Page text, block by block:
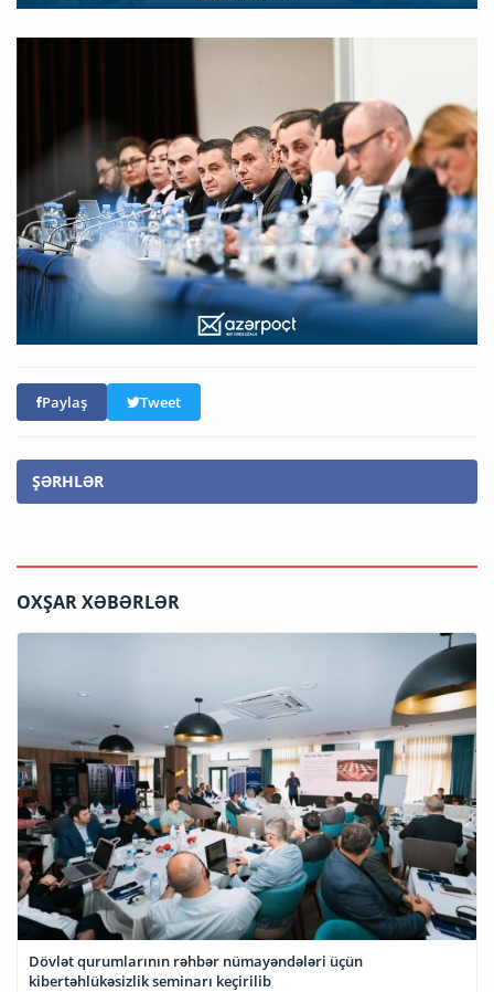
Paylaş Tweet
ŞƏRHLƏR
OXŞAR XƏBƏRLƏR
Dövlət qurumlarının rəhbər nümayəndələri üçün
kibertəhlükəsizlik seminarı keçirilib